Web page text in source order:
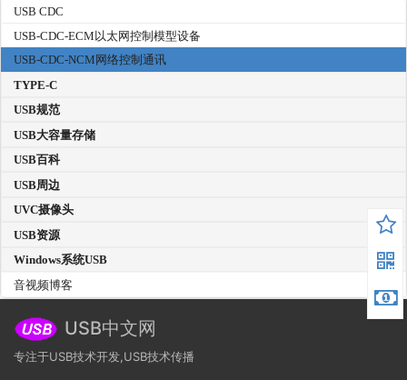
USB CDC
USB-CDC-ECM以太网控制模型设备
USB-CDC-NCM网络控制通讯
TYPE-C
USB规范
USB大容量存储
USB百科
USB周边
UVC摄像头
USB资源
Windows系统USB
音视频博客
USB中文网
专注于USB技术开发,USB技术传播